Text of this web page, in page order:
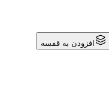
افزودن به قفسه